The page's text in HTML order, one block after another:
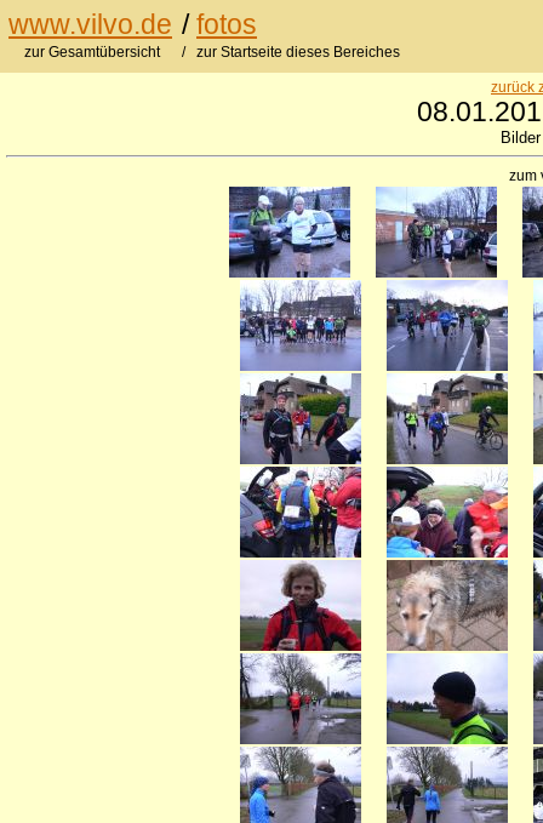
www.vilvo.de /fotos
zur Gesamtübersicht / zur Startseite dieses Bereiches
zurück
zum